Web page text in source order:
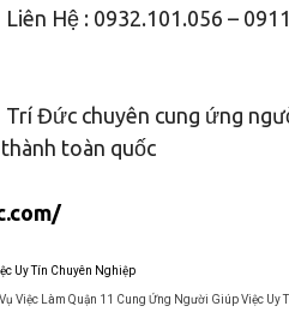
Hệ : 0932.101.056 –
Trí Đức chuyên cung ứng
toàn quốc
Việc Làm Quận 11 Cung Ứng Người Giúp Việc Uy